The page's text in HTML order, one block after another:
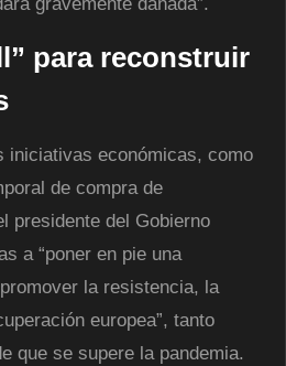
gravemente dañada”.
para reconstruir
iniciativas económicas, como
de compra de
presidente del Gobierno
a “poner en pie una
la resistencia, la
europea”, tanto
que se supere la pandemia.